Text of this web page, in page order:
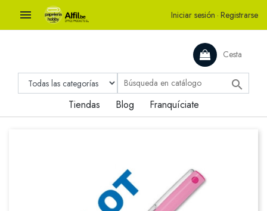
 Iniciar sesión · Registrarse
Cesta

Tiendas Blog Franquíciate